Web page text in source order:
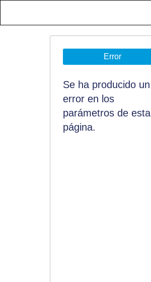
Error
Se ha producido un
error en los
parámetros de esta
página.